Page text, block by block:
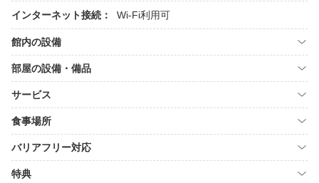
インターネット接続： Wi-Fi利用可
館内の設備
部屋の設備・備品
サービス
食事場所
バリアフリー対応
特典